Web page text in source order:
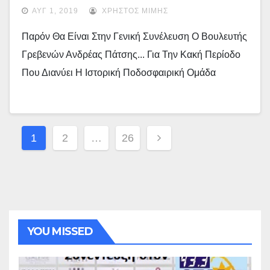
Διάλυση” … (video)
ΑΥΓ 1, 2019 ΧΡΉΣΤΟΣ ΜΊΜΗΣ
Παρόν Θα Είναι Στην Γενική Συνέλευση Ο Βουλευτής
Γρεβενών Ανδρέας Πάτσης... Για Την Κακή Περίοδο
Που Διανύει Η Ιστορική Ποδοσφαιρική Ομάδα
Σελιδοποίηση
Άρθρων
1 2 … 26
YOU MISSED